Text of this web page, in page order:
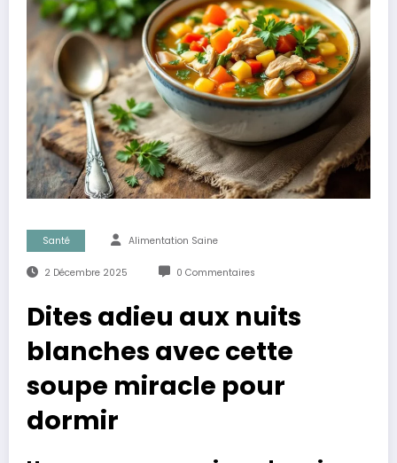
Santé Alimentation Saine
2 Décembre 2025 0 Commentaires
Dites adieu aux nuits
blanches avec cette
soupe miracle pour
dormir